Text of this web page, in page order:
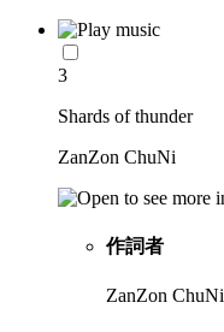
3
Shards of thunder
ZanZon ChuNi
作詞者
ZanZon ChuNi